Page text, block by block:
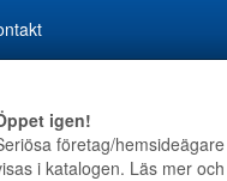
igen!
företag/
i katalogen. Läs mer